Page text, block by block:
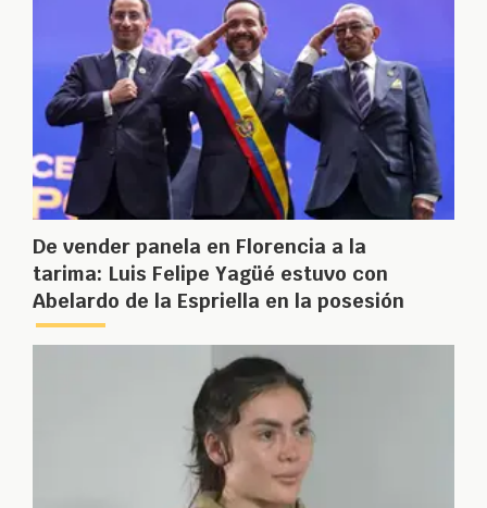
De vender panela en Florencia a la
tarima: Luis Felipe Yagüé estuvo con
Abelardo de la Espriella en la posesión